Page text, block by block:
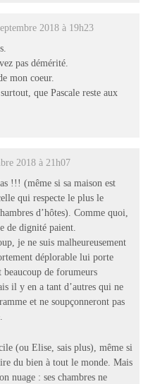
2018 à 19h23
pas démérité.
mon coeur.
que Pascale reste aux
2018 à 21h07
!!! (même si sa maison est
qui respecte le plus le
d’hôtes). Comme quoi,
de dignité paient.
je ne suis malheureusement
déplorable lui porte
de forumeurs
il y en a tant d’autres qui ne
et ne soupçonneront pas
(ou Elise, sais plus), même si
du bien à tout le monde. Mais
nuage : ses chambres ne